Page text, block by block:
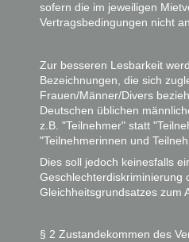
sofern die im jeweiligen
Vertragsbedingungen nicht
Zur besseren Lesbarkeit
Bezeichnungen, die sich
Frauen/Männer/Divers
Deutschen üblichen
z.B. "Teilnehmer" statt
"Teilnehmerinnen und
Dies soll jedoch keinesfalls
Geschlechterdiskriminierung
Gleichheitsgrundsatzes zum
§ 2 Zustandekommen des